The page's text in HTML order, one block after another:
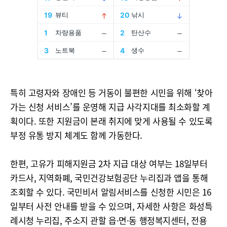
특히 고령자와 장애인 등 거동이 불편한 시민을 위해 ‘찾아
가는 신청 서비스’를 운영해 지급 사각지대를 최소화할 계
획이다. 또한 지원금이 본래 취지에 맞게 사용될 수 있도록
부정 유통 방지 체계도 함께 가동한다.
한편, 고유가 피해지원금 2차 지급 대상 여부는 18일부터
카드사, 지역화폐, 국민건강보험공단 누리집과 앱을 통해
조회할 수 있다. 국민비서 알림서비스를 신청한 시민은 16
일부터 사전 안내를 받을 수 있으며, 자세한 사항은 화성특
례시청 누리집, 주소지 관할 읍·면·동 행정복지센터, 전용